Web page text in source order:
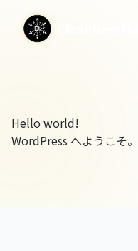
Hello world!
WordPress へようこそ